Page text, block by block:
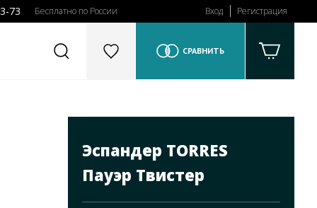
73 Бесплатно по России Вход Регистрация
СРАВНИТЬ
Эспандер TORRES
Пауэр Твистер